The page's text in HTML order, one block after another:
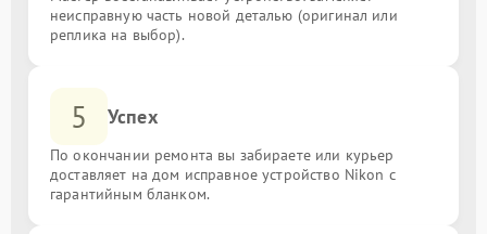
неисправную часть новой деталью (оригинал или
реплика на выбор).
5 Успех
По окончании ремонта вы забираете или курьер
доставляет на дом исправное устройство Nikon с
гарантийным бланком.